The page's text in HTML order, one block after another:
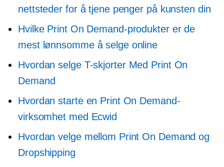
nettsteder for å tjene penger på kunsten din
Hvilke Print On Demand-produkter er de
mest lønnsomme å selge online
Hvordan selge T-skjorterMed Print On
Demand
Hvordan starte en Print On Demand-
virksomhet med Ecwid
Hvordan velge mellom Print On Demand og
Dropshipping